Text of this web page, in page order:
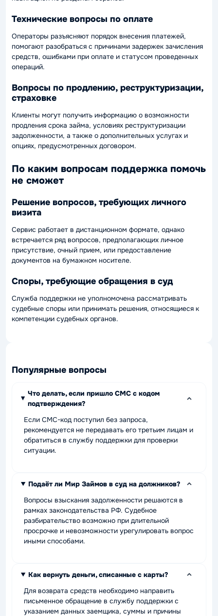
Технические вопросы по оплате
Операторы разъясняют порядок внесения платежей,
помогают разобраться с причинами задержек зачисления
средств, ошибками при оплате и статусом проведенных
операций.
Вопросы по продлению, реструктуризации,
страховке
Клиенты могут получить информацию о возможности
продления срока займа, условиях реструктуризации
задолженности, а также о дополнительных услугах и
опциях, предусмотренных договором.
По каким вопросам поддержка помочь
не сможет
Решение вопросов, требующих личного
визита
Сервис работает в дистанционном формате, однако
встречается ряд вопросов, предполагающих личное
присутствие, очный прием, или предоставление
документов на бумажном носителе.
Споры, требующие обращения в суд
Служба поддержки не уполномочена рассматривать
судебные споры или принимать решения, относящиеся к
компетенции судебных органов.
Популярные вопросы
Что делать, если пришло СМС с кодом
подтверждения?
Если СМС-код поступил без запроса,
рекомендуется не передавать его третьим лицам и
обратиться в службу поддержки для проверки
ситуации.
Подаёт ли Мир Займов в суд на должников?
Вопросы взыскания задолженности решаются в
рамках законодательства РФ. Судебное
разбирательство возможно при длительной
просрочке и невозможности урегулировать вопрос
иными способами.
Как вернуть деньги, списанные с карты?
Для возврата средств необходимо направить
письменное обращение в службу поддержки с
указанием данных заемщика, суммы и причины